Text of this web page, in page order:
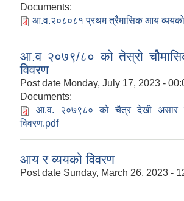
Documents:
आ.व.२०८०८१ प्रथम त्रैमासिक आय
आ.व २०७९/८० को तेस्रो
विवरण
Post date Monday, July 17, 2023 -
Documents:
आ.व. २०७९८० को चैत्र देखी असार
विवरण.pdf
आय र व्ययको विवरण
Post date Sunday, March 26, 2023 -